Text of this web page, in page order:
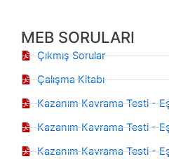
MEB SORULARI
Çıkmış Sorular
Çalışma Kitabı
Kazanım Kavrama Testi -
Kazanım Kavrama Testi -
Kazanım Kavrama Testi -